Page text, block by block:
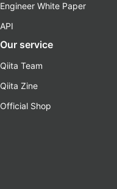
Engineer White Paper
API
Our service
Qiita Team
Qiita Zine
Official Shop